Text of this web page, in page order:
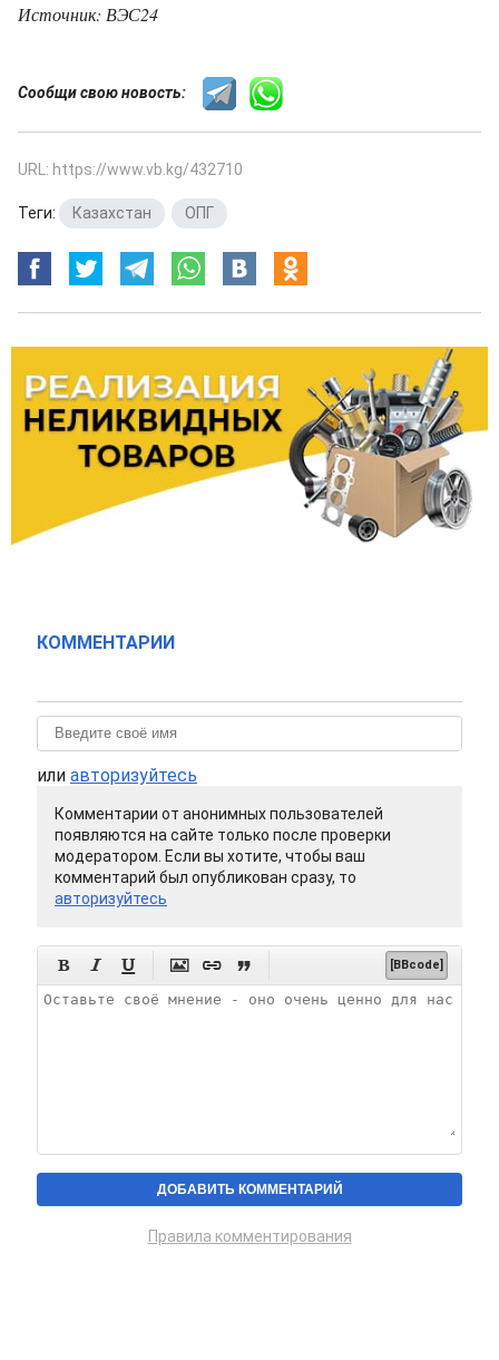
Источник: ВЭС24
Сообщи свою новость:
URL: https://www.vb.kg/432710
Теги: Казахстан ОПГ
КОММЕНТАРИИ
или авторизуйтесь
Комментарии от анонимных пользователей
появляются на сайте только после проверки
модератором. Если вы хотите, чтобы ваш
комментарий был опубликован сразу, то
авторизуйтесь
      [BBcode]
Правила комментирования